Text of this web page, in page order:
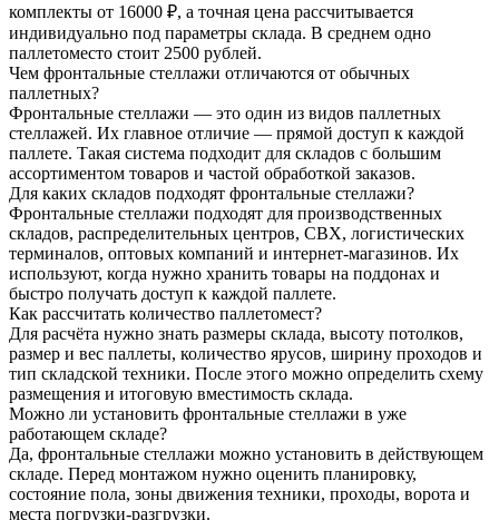
комплекты от 16000 ₽, а точная цена рассчитывается
индивидуально под параметры склада. В среднем одно
паллетоместо стоит 2500 рублей.
Чем фронтальные стеллажи отличаются от обычных
паллетных?
Фронтальные стеллажи — это один из видов паллетных
стеллажей. Их главное отличие — прямой доступ к каждой
паллете. Такая система подходит для складов с большим
ассортиментом товаров и частой обработкой заказов.
Для каких складов подходят фронтальные стеллажи?
Фронтальные стеллажи подходят для производственных
складов, распределительных центров, СВХ, логистических
терминалов, оптовых компаний и интернет-магазинов. Их
используют, когда нужно хранить товары на поддонах и
быстро получать доступ к каждой паллете.
Как рассчитать количество паллетомест?
Для расчёта нужно знать размеры склада, высоту потолков,
размер и вес паллеты, количество ярусов, ширину проходов и
тип складской техники. После этого можно определить схему
размещения и итоговую вместимость склада.
Можно ли установить фронтальные стеллажи в уже
работающем складе?
Да, фронтальные стеллажи можно установить в действующем
складе. Перед монтажом нужно оценить планировку,
состояние пола, зоны движения техники, проходы, ворота и
места погрузки-разгрузки.